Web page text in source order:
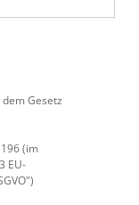
Gesetz
(im
EU-